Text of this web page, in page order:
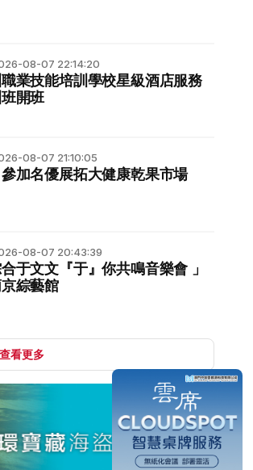
08-07 22:14:20
業技能培訓學校星級酒店服務
開班
08-07 21:10:05
參加名優展拓大健康乾果市場
08-07 20:43:39
合于文文『于』你共鳴音樂會 」
綜藝館
看更多